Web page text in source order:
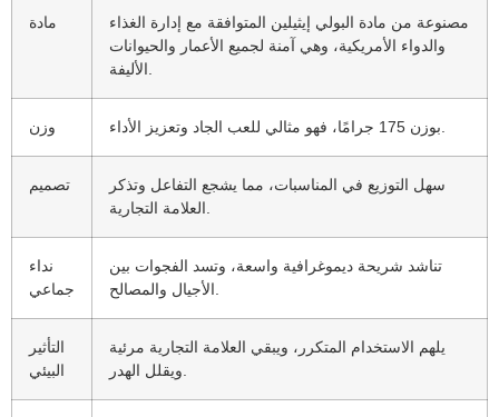
مادة
مصنوعة من مادة البولي إيثيلين المتوافقة مع إدارة الغذاء
والدواء الأمريكية، وهي آمنة لجميع الأعمار والحيوانات
الأليفة.
وزن بوزن 175 جرامًا، فهو مثالي للعب الجاد وتعزيز الأداء.
تصميم
سهل التوزيع في المناسبات، مما يشجع التفاعل وتذكر
العلامة التجارية.
نداء
جماعي
تناشد شريحة ديموغرافية واسعة، وتسد الفجوات بين
الأجيال والمصالح.
التأثير
البيئي
يلهم الاستخدام المتكرر، ويبقي العلامة التجارية مرئية
ويقلل الهدر.